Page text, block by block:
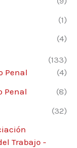
(1)
(4)
(133)
Penal
(4)
Penal
(8)
(32)
Trabajo -